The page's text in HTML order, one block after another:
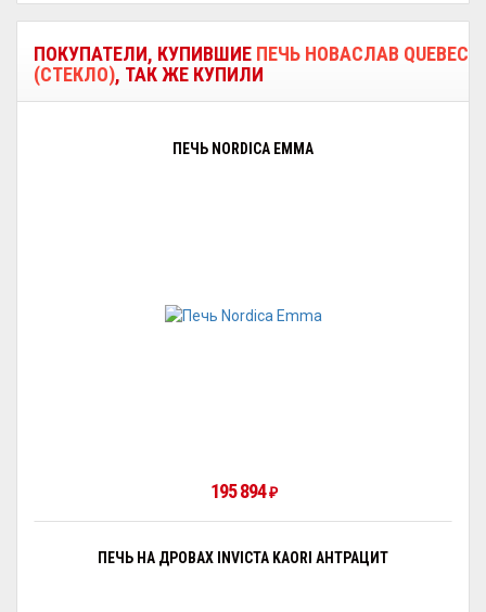
ПОКУПАТЕЛИ, КУПИВШИЕ ПЕЧЬ НОВАСЛАВ QUEBEC
(СТЕКЛО), ТАК ЖЕ КУПИЛИ
ПЕЧЬ NORDICA EMMA
195 894 ₽
ПЕЧЬ НА ДРОВАХ INVICTA KAORI АНТРАЦИТ